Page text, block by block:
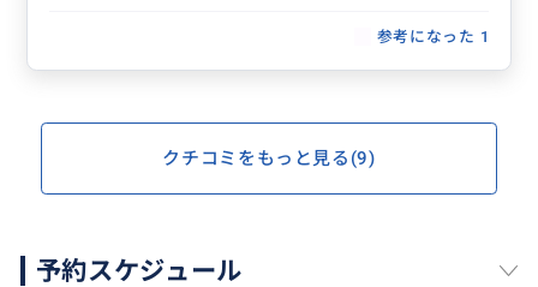
方々との交流の機会など、観光では決して触れられな
い、ネパールの「人の温かさ」や「暮らしの深さ」に触
20年という時を経ても、こうして再び人とのご縁を感
じられたことに、心から感謝しています。
この出会いを大切に、また必ずネパールに戻ってきたい
と思っています。
参考になった 1
クチコミをもっと見る(9)
予約スケジュール